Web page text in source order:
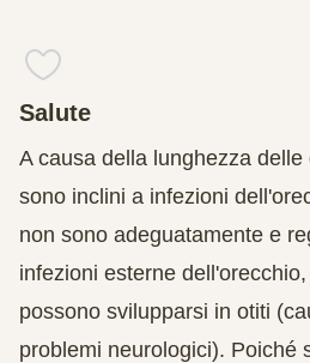
Salute
A causa della lunghezza
sono inclini a infezioni
non sono adeguatamente e
infezioni esterne
possono svilupparsi in otiti
problemi neurologici). Poiché